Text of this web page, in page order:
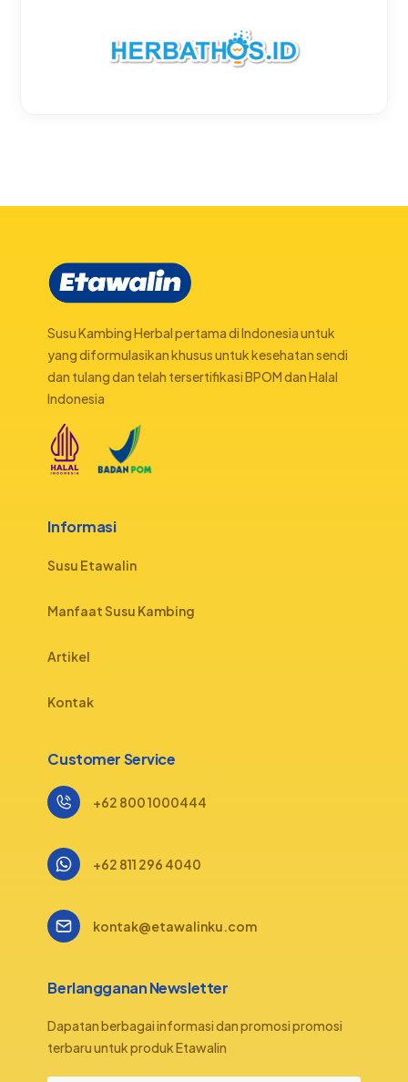
Susu Kambing Herbal pertama di Indonesia untuk
yang diformulasikan khusus untuk kesehatan sendi
dan tulang dan telah tersertifikasi BPOM dan Halal
Indonesia
Informasi
Susu Etawalin
Manfaat Susu Kambing
Artikel
Kontak
Customer Service
+62 800 1000444
+62 811 296 4040
kontak@etawalinku.com
Berlangganan Newsletter
Dapatan berbagai informasi dan promosi promosi
terbaru untuk produk Etawalin